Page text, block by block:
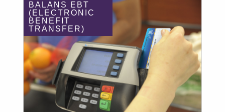
BALANS EBT
(ELECTRONIC
BENEFIT
TRANSFER)